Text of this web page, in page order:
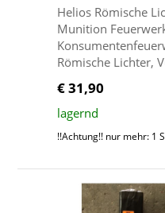
Helios Römische
Munition
Römische Lichter,
€ 31,90
lagernd
!!Achtung!! nur mehr: 1